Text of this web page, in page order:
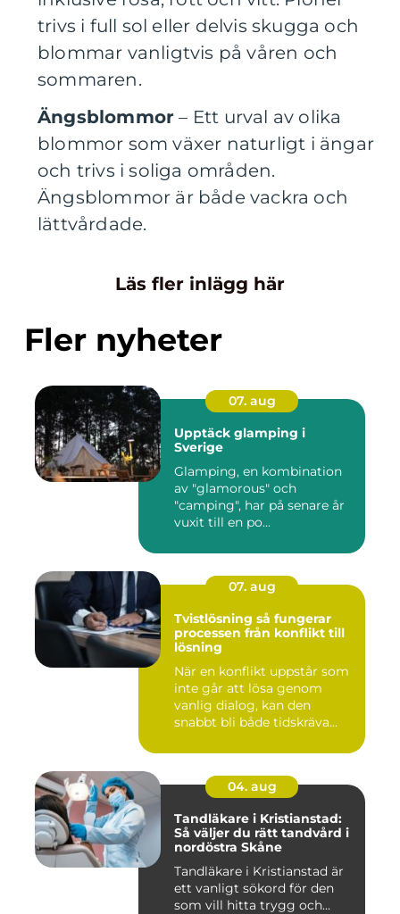
trivs i full sol eller delvis skugga och
blommar vanligtvis på våren och
sommaren.
Ängsblommor – Ett urval av olika
blommor som växer naturligt i ängar
och trivs i soliga områden.
Ängsblommor är både vackra och
lättvårdade.
Läs fler inlägg här
Fler nyheter
07. aug
Upptäck glamping i
Sverige
Glamping, en kombination
av "glamorous" och
"camping", har på senare år
vuxit till en po...
07. aug
Tvistlösning så fungerar
processen från konflikt till
lösning
När en konflikt uppstår som
inte går att lösa genom
vanlig dialog, kan den
snabbt bli både tidskräva...
04. aug
Tandläkare i Kristianstad:
Så väljer du rätt tandvård i
nordöstra Skåne
Tandläkare i Kristianstad är
ett vanligt sökord för den
som vill hitta trygg och...